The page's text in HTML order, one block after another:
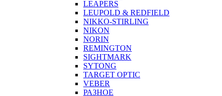
LEAPERS
LEUPOLD & REDFIELD
NIKKO-STIRLING
NIKON
NORIN
REMINGTON
SIGHTMARK
SYTONG
TARGET OPTIC
VEBER
РАЗНОЕ